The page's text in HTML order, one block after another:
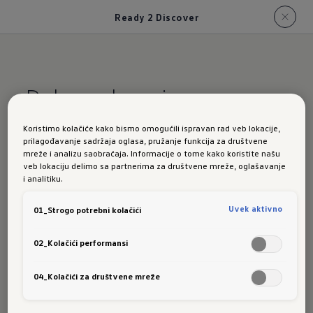
Ready 2 Discover
Dobra zabava i
maksimalno informisani
Ready 2 Discover
mogućnost nadogradnje³ tako da ga možete
sistem. Sa njim takođe dolaze:
Veliki TFT ekran u boji (20,3 cm)
Koristimo kolačiće kako bismo omogućili ispravan rad veb lokacije,
prilagođavanje sadržaja oglasa, pružanje funkcija za društvene
mreže i analizu saobraćaja. Informacije o tome kako koristite našu
veb lokaciju delimo sa partnerima za društvene mreže, oglašavanje
i analitiku.
01_Strogo potrebni kolačići Uvek aktivno
02_Kolačići performansi
04_Kolačići za društvene mreže